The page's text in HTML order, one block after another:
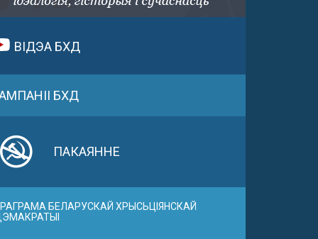
ВІДЭА БХД
БХД
ПАКАЯННЕ
БЕЛАРУСКАЙ ХРЫСЬЦІЯНСКАЙ